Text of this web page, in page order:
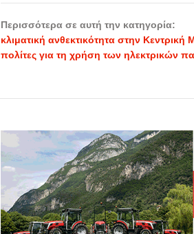
Περισσότερα σε αυτή την κατηγορία:
κλιματική ανθεκτικότητα στην Κεντρική
πολίτες για τη χρήση των ηλεκτρικών